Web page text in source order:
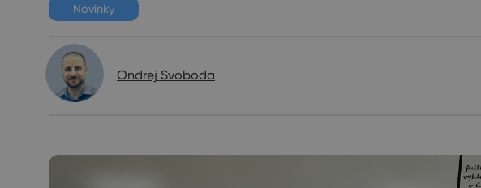
Novinky
Ondrej Svoboda